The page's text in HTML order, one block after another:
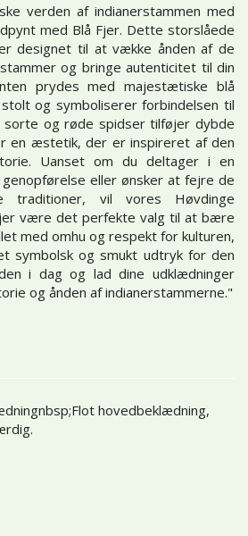
verden af indianerstammen med
med Blå Fjer. Dette storslåede
designet til at vække ånden af de
og bringe autenticitet til din
prydes med majestætiske blå
og symboliserer forbindelsen til
sorte og røde spidser tilføjer dybde
en æstetik, der er inspireret af den
Uanset om du deltager i en
eller ønsker at fejre de
traditioner, vil vores Høvdinge
være det perfekte valg til at bære
med omhu og respekt for kulturen,
symbolsk og smukt udtryk for den
i dag og lad dine udklædninger
og ånden af indianerstammerne."
hovedbeklædning,